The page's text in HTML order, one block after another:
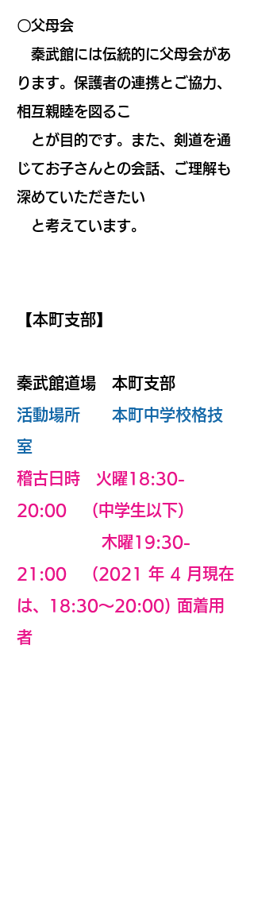
〇父母会
秦武館には伝統的に父母会があ
ります。保護者の連携とご協力、
相互親睦を図るこ
とが目的です。また、剣道を通
じてお子さんとの会話、ご理解も
深めていただきたい
と考えています。
【本町支部】
秦武館道場 本町支部
活動場所 本町中学校格技
室
稽古日時 火曜18:30-
20:00 （中学生以下）
木曜19:30-
21:00 （2021 年 4 月現在
は、18:30～20:00) 面着用
者